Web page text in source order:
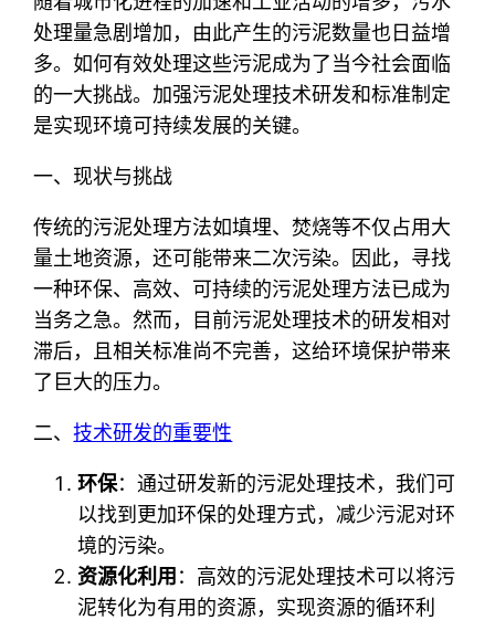
处理量急剧增加，由此产生的污泥数量也日益增
多。如何有效处理这些污泥成为了当今社会面临
的一大挑战。加强污泥处理技术研发和标准制定
是实现环境可持续发展的关键。
一、现状与挑战
传统的污泥处理方法如填埋、焚烧等不仅占用大
量土地资源，还可能带来二次污染。因此，寻找
一种环保、高效、可持续的污泥处理方法已成为
当务之急。然而，目前污泥处理技术的研发相对
滞后，且相关标准尚不完善，这给环境保护带来
了巨大的压力。
二、技术研发的重要性
环保：通过研发新的污泥处理技术，我们可
以找到更加环保的处理方式，减少污泥对环
境的污染。
资源化利用 ：高效的污泥处理技术可以将污
泥转化为有用的资源，实现资源的循环利